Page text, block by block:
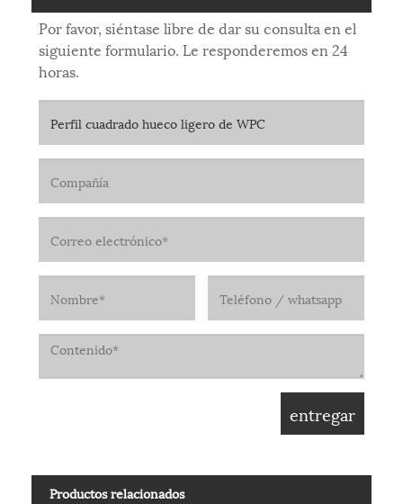
Por favor, siéntase libre de dar su consulta en el
siguiente formulario. Le responderemos en 24
horas.
Productos relacionados